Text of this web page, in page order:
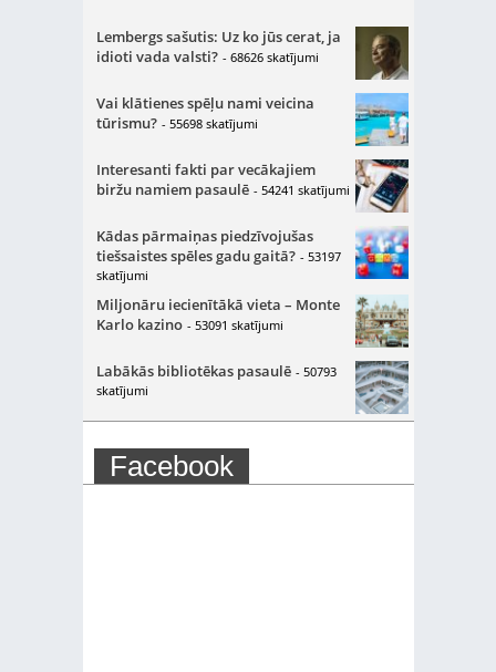
Lembergs sašutis: Uz ko jūs cerat, ja
idioti vada valsti? - 68626 skatījumi
Vai klātienes spēļu nami veicina
tūrismu? - 55698 skatījumi
Interesanti fakti par vecākajiem
biržu namiem pasaulē - 54241 skatījumi
Kādas pārmaiņas piedzīvojušas
tiešsaistes spēles gadu gaitā? - 53197
skatījumi
Miljonāru iecienītākā vieta – Monte
Karlo kazino - 53091 skatījumi
Labākās bibliotēkas pasaulē - 50793
skatījumi
Facebook